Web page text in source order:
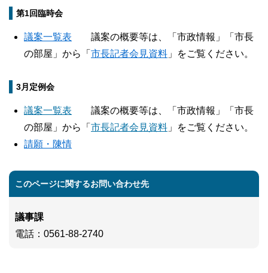
第1回臨時会
議案一覧表 議案の概要等は、「市政情報」「市長
の部屋」から「 市長記者会見資料 」をご覧ください。
3月定例会
議案一覧表 議案の概要等は、「市政情報」「市長
の部屋」から「 市長記者会見資料 」をご覧ください。
請願・陳情
このページに関するお問い合わせ先
議事課
電話 ：0561-88-2740